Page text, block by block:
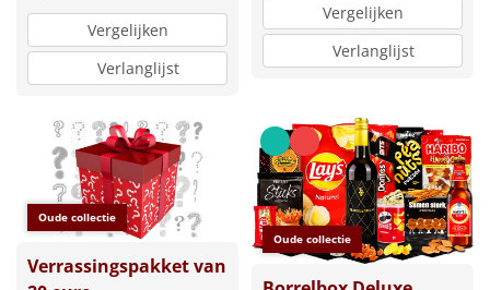
Vergelijken
Verlanglijst
Vergelijken
Verlanglijst
Oude collectie
Verrassingspakket van
Oude collectie